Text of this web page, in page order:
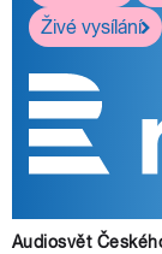
Živé vysílání
Audiosvět